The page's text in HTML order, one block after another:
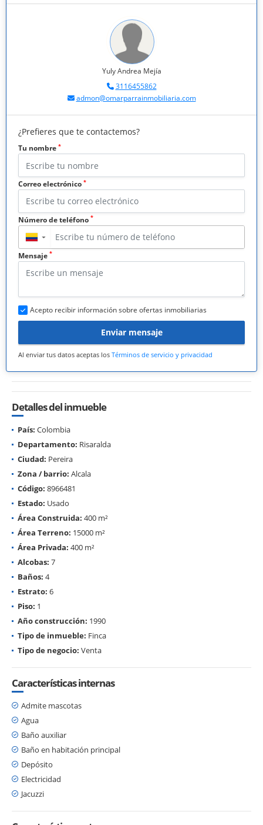
Yuly Andrea Mejía
3116455862
admon@omarparrainmobiliaria.com
¿Prefieres que te contactemos?
Tu nombre *
Correo electrónico *
Número de teléfono *
▼
Mensaje *
Acepto recibir información sobre ofertas inmobiliarias
Enviar mensaje
Al enviar tus datos aceptas los Términos de servicio y privacidad
Detalles del inmueble
País: Colombia
Departamento: Risaralda
Ciudad: Pereira
Zona / barrio: Alcala
Código: 8966481
Estado: Usado
Área Construida: 400 m²
Área Terreno: 15000 m²
Área Privada: 400 m²
Alcobas: 7
Baños: 4
Estrato: 6
Piso: 1
Año construcción: 1990
Tipo de inmueble: Finca
Tipo de negocio: Venta
Características internas
Admite mascotas
Agua
Baño auxiliar
Baño en habitación principal
Depósito
Electricidad
Jacuzzi